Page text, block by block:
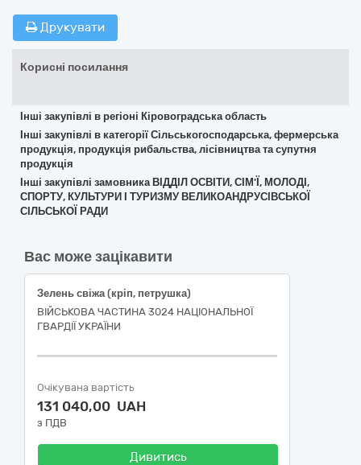
Друкувати
Корисні посилання
Інші закупівлі в регіоні Кіровоградська область
Інші закупівлі в категорії Сільськогосподарська, фермерська
продукція, продукція рибальства, лісівництва та супутня
продукція
Інші закупівлі замовника ВІДДІЛ ОСВІТИ, СІМ'Ї, МОЛОДІ,
СПОРТУ, КУЛЬТУРИ І ТУРИЗМУ ВЕЛИКОАНДРУСІВСЬКОЇ
СІЛЬСЬКОЇ РАДИ
Вас може зацікавити
Зелень свіжа (кріп, петрушка)
ВІЙСЬКОВА ЧАСТИНА 3024 НАЦІОНАЛЬНОЇ
ГВАРДІЇ УКРАЇНИ
Очікувана вартість
131 040,00 UAH
з ПДВ
Дивитись